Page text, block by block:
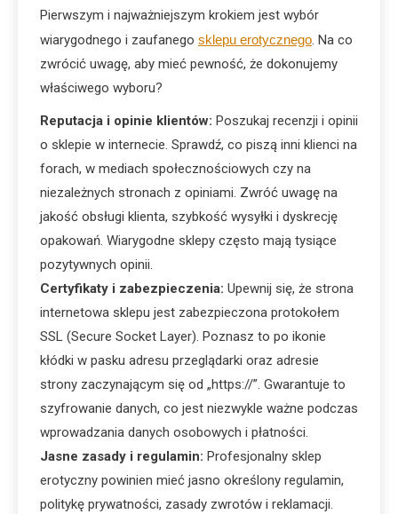
Pierwszym i najważniejszym krokiem jest wybór
wiarygodnego i zaufanego sklepu erotycznego. Na co
zwrócić uwagę, aby mieć pewność, że dokonujemy
właściwego wyboru?
Reputacja i opinie klientów: Poszukaj recenzji i opinii
o sklepie w internecie. Sprawdź, co piszą inni klienci na
forach, w mediach społecznościowych czy na
niezależnych stronach z opiniami. Zwróć uwagę na
jakość obsługi klienta, szybkość wysyłki i dyskrecję
opakowań. Wiarygodne sklepy często mają tysiące
pozytywnych opinii.
Certyfikaty i zabezpieczenia: Upewnij się, że strona
internetowa sklepu jest zabezpieczona protokołem
SSL (Secure Socket Layer). Poznasz to po ikonie
kłódki w pasku adresu przeglądarki oraz adresie
strony zaczynającym się od „https://”. Gwarantuje to
szyfrowanie danych, co jest niezwykle ważne podczas
wprowadzania danych osobowych i płatności.
Jasne zasady i regulamin: Profesjonalny sklep
erotyczny powinien mieć jasno określony regulamin,
politykę prywatności, zasady zwrotów i reklamacji.